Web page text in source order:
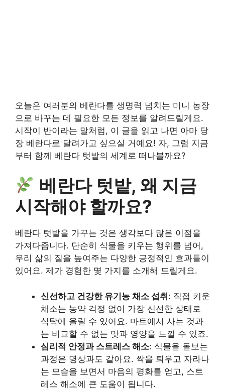
오늘은 여러분의 베란다를 생명력 넘치는 미니 농장
으로 바꾸는 데 필요한 모든 정보를 알려드릴게요.
시작이 반이라는 말처럼, 이 글을 읽고 나면 아마 당
장 베란다로 달려가고 싶으실 거예요! 자, 그럼 지금
부터 함께 베란다 텃밭의 세계로 떠나볼까요?
베란다 텃밭, 왜 지금
시작해야 할까요?
베란다 텃밭을 가꾸는 것은 생각보다 많은 이점을
가져다줍니다. 단순히 식물을 키우는 행위를 넘어,
우리 삶의 질을 높여주는 다양한 긍정적인 효과들이
있어요. 제가 경험한 몇 가지를 소개해 드릴게요.
신선하고 건강한 유기농 채소 섭취: 직접 키운
채소는 농약 걱정 없이 가장 신선한 상태로
식탁에 올릴 수 있어요. 마트에서 사는 것과
는 비교할 수 없는 맛과 영양을 느낄 수 있죠.
심리적 안정과 스트레스 해소: 식물을 돌보는
과정은 명상과도 같아요. 싹을 틔우고 자라나
는 모습을 보면서 마음의 평화를 얻고, 스트
레스 해소에 큰 도움이 됩니다.